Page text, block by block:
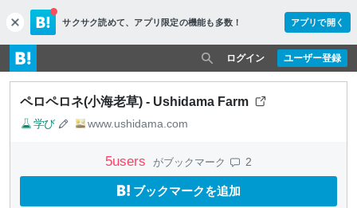
c
l
o
s
e
サクサク読めて、 アプリ限定の機能も多数！ アプリで開く
ユーザー登録
ログイン
ペロペロネ(小海老草) - Ushidama Farm
学び www.ushidama.com
5users がブックマーク 2
ブックマークを追加